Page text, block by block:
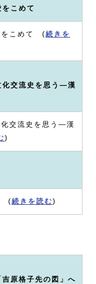
こめて
をこめて ( 続きを
化交流史を思う―漢
化交流史を思う―漢
)
( 続きを読む )
原格子先の図」へ